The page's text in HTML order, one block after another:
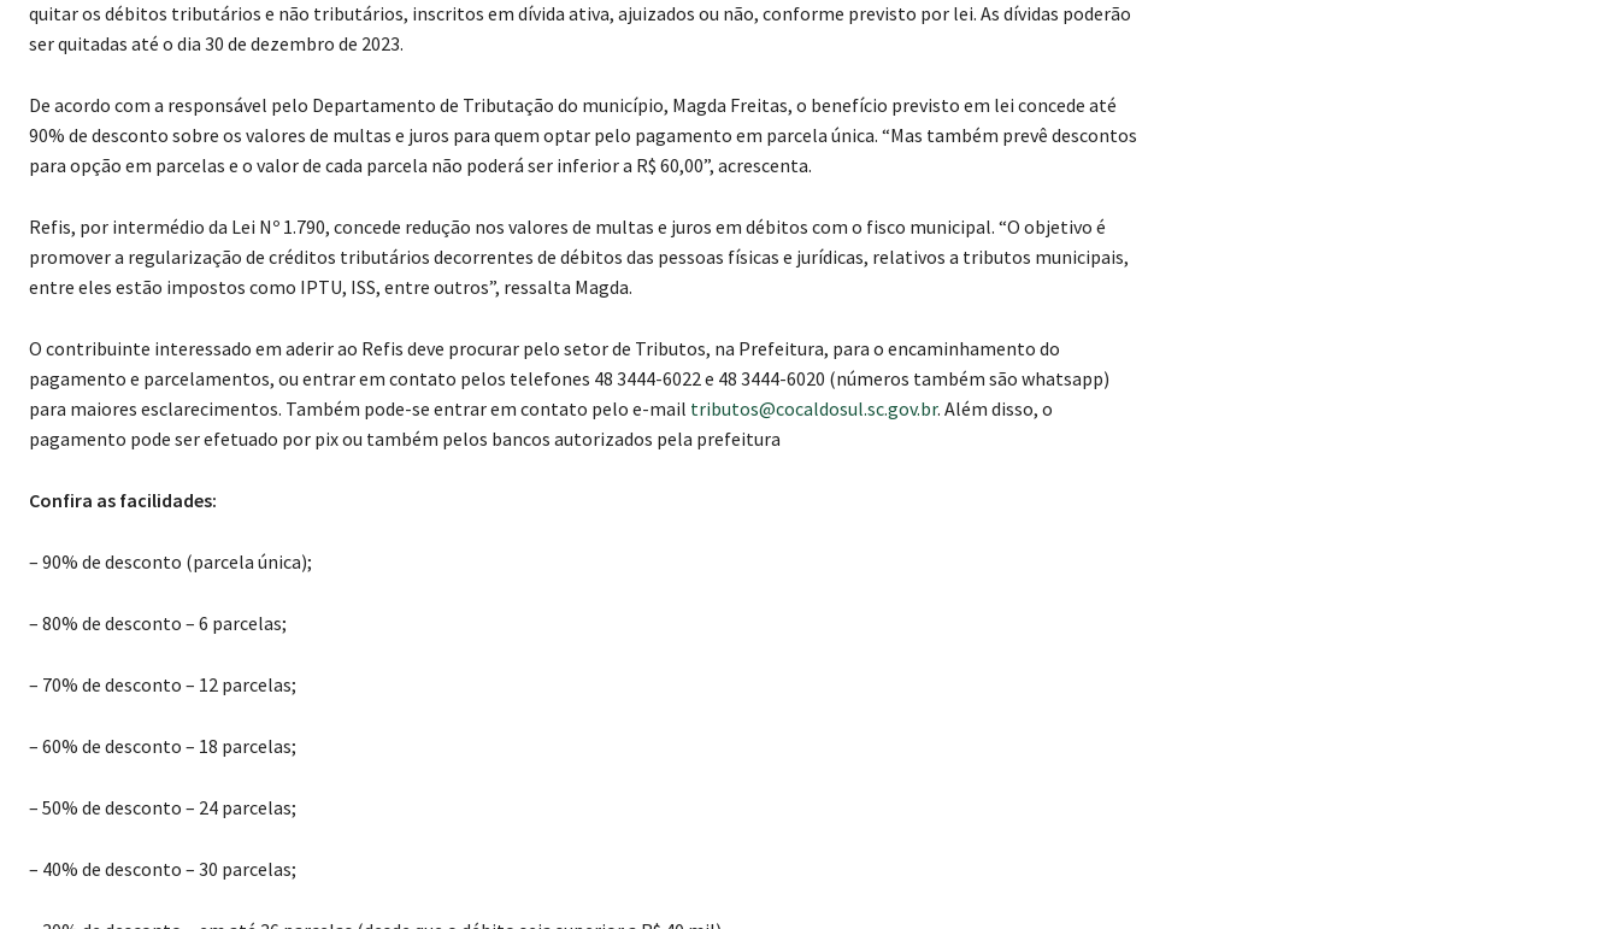
quitar os débitos tributários e não tributários, inscritos em dívida ativa, ajuizados ou não, conforme previsto por lei. As dívidas poderão
ser quitadas até o dia 30 de dezembro de 2023.
De acordo com a responsável pelo Departamento de Tributação do município, Magda Freitas, o benefício previsto em lei concede até
90% de desconto sobre os valores de multas e juros para quem optar pelo pagamento em parcela única. “Mas também prevê descontos
para opção em parcelas e o valor de cada parcela não poderá ser inferior a R$ 60,00”, acrescenta.
Refis, por intermédio da Lei Nº 1.790, concede redução nos valores de multas e juros em débitos com o fisco municipal. “O objetivo é
promover a regularização de créditos tributários decorrentes de débitos das pessoas físicas e jurídicas, relativos a tributos municipais,
entre eles estão impostos como IPTU, ISS, entre outros”, ressalta Magda.
O contribuinte interessado em aderir ao Refis deve procurar pelo setor de Tributos, na Prefeitura, para o encaminhamento do
pagamento e parcelamentos, ou entrar em contato pelos telefones 48 3444-6022 e 48 3444-6020 (números também são whatsapp)
para maiores esclarecimentos. Também pode-se entrar em contato pelo e-mail tributos@cocaldosul.sc.gov.br. Além disso, o
pagamento pode ser efetuado por pix ou também pelos bancos autorizados pela prefeitura
Confira as facilidades:
– 90% de desconto (parcela única);
– 80% de desconto – 6 parcelas;
– 70% de desconto – 12 parcelas;
– 60% de desconto – 18 parcelas;
– 50% de desconto – 24 parcelas;
– 40% de desconto – 30 parcelas;